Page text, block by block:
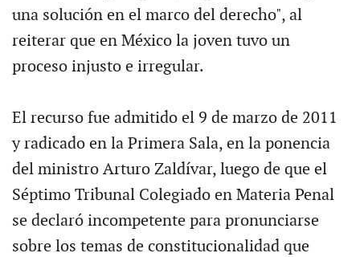
una solución en el marco del derecho", al
reiterar que en México la joven tuvo un
proceso injusto e irregular.
El recurso fue admitido el 9 de marzo de 2011
y radicado en la Primera Sala, en la ponencia
del ministro Arturo Zaldívar, luego de que el
Séptimo Tribunal Colegiado en Materia Penal
se declaró incompetente para pronunciarse
sobre los temas de constitucionalidad que